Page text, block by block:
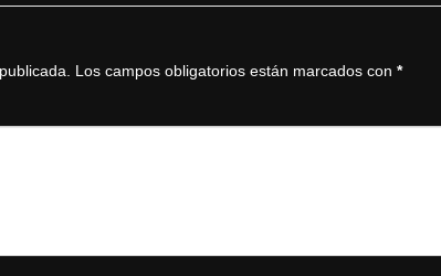
Los campos obligatorios están marcados con *